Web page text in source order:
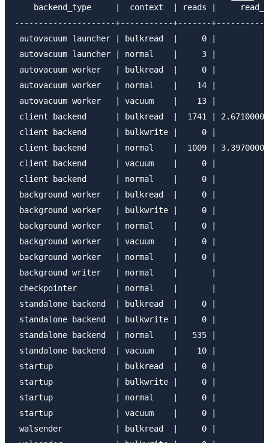
backend_type     |  context  | reads |
---------------------+-----------+-------
autovacuum launcher | bulkread  |     0 |
autovacuum launcher | normal    |     3 |
autovacuum worker   | bulkread  |     0 |
autovacuum worker   | normal    |    14 |
autovacuum worker   | vacuum    |    13 |
client backend      | bulkread  |  1741 |
client backend      | bulkwrite |     0 |
client backend      | normal    |  1009 |
client backend      | vacuum    |     0 |
client backend      | normal    |     0 |
background worker   | bulkread  |     0 |
background worker   | bulkwrite |     0 |
background worker   | normal    |     0 |
background worker   | vacuum    |     0 |
background worker   | normal    |     0 |
background writer   | normal    |
checkpointer        | normal    |       |
standalone backend  | bulkread  |     0 |
standalone backend  | bulkwrite |     0 |
standalone backend  | normal    |   535 |
standalone backend  | vacuum    |    10 |
startup             | bulkread  |     0 |
startup             | bulkwrite |     0 |
startup             | normal    |     0 |
startup             | vacuum    |     0 |
walsender           | bulkread  |     0 |